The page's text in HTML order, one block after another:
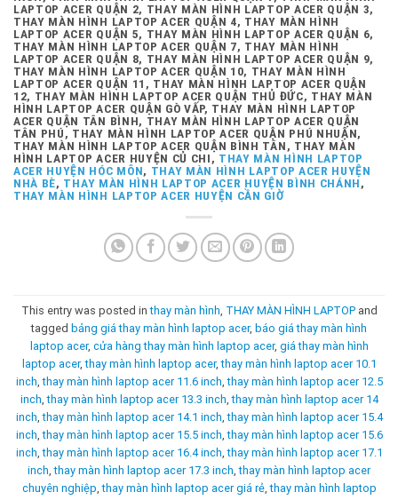
LAPTOP ACER QUẬN 2, THAY MÀN HÌNH LAPTOP ACER QUẬN 3,
THAY MÀN HÌNH LAPTOP ACER QUẬN 4, THAY MÀN HÌNH
LAPTOP ACER QUẬN 5, THAY MÀN HÌNH LAPTOP ACER QUẬN 6,
THAY MÀN HÌNH LAPTOP ACER QUẬN 7, THAY MÀN HÌNH
LAPTOP ACER QUẬN 8, THAY MÀN HÌNH LAPTOP ACER QUẬN 9,
THAY MÀN HÌNH LAPTOP ACER QUẬN 10, THAY MÀN HÌNH
LAPTOP ACER QUẬN 11, THAY MÀN HÌNH LAPTOP ACER QUẬN
12, THAY MÀN HÌNH LAPTOP ACER QUẬN THỦ ĐỨC, THAY MÀN
HÌNH LAPTOP ACER QUẬN GÒ VẤP, THAY MÀN HÌNH LAPTOP
ACER QUẬN TÂN BÌNH, THAY MÀN HÌNH LAPTOP ACER QUẬN
TÂN PHÚ, THAY MÀN HÌNH LAPTOP ACER QUẬN PHÚ NHUẬN,
THAY MÀN HÌNH LAPTOP ACER QUẬN BÌNH TÂN, THAY MÀN
HÌNH LAPTOP ACER HUYỆN CỦ CHI, THAY MÀN HÌNH LAPTOP
ACER HUYỆN HÓC MÔN, THAY MÀN HÌNH LAPTOP ACER HUYỆN
NHÀ BÈ, THAY MÀN HÌNH LAPTOP ACER HUYỆN BÌNH CHÁNH,
THAY MÀN HÌNH LAPTOP ACER HUYỆN CẦN GIỜ
This entry was posted inthay màn hình THAY MÀN HÌNH LAPTOPand
tagged bảng giá thay màn hình laptop acer, báo giá thay màn hình
laptop acer, cửa hàng thay màn hình laptop acer, giá thay màn hình
laptop acer,thay màn hình laptop acer,thay màn hình laptop acer 10.1
inch ,thay màn hình laptop acer 11.6 inch ,thay màn hình laptop acer 12.5
inch ,thay màn hình laptop acer 13.3 inch ,thay màn hình laptop acer 14
inch ,thay màn hình laptop acer 14.1 inch ,thay màn hình laptop acer 15.4
inch ,thay màn hình laptop acer 15.5 inch ,thay màn hình laptop acer 15.6
inch ,thay màn hình laptop acer 16.4 inch ,thay màn hình laptop acer 17.1
inch ,thay màn hình laptop acer 17.3 inch ,thay màn hình laptop acer
chuyên nghiệp ,thay màn hình laptop acer giá rẻ,thay màn hình laptop